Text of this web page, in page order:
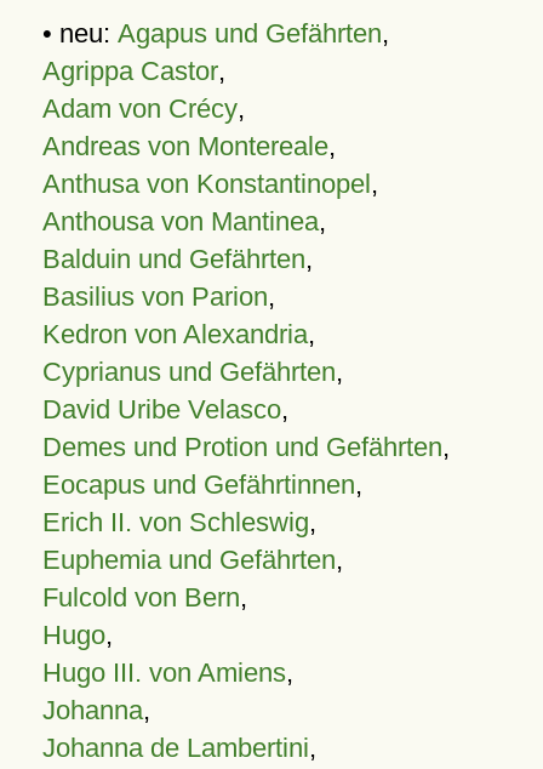
• neu: Agapus und Gefährten,
Agrippa Castor,
Adam von Crécy,
Andreas von Montereale,
Anthusa von Konstantinopel,
Anthousa von Mantinea,
Balduin und Gefährten,
Basilius von Parion,
Kedron von Alexandria,
Cyprianus und Gefährten,
David Uribe Velasco,
Demes und Protion und Gefährten,
Eocapus und Gefährtinnen,
Erich II. von Schleswig,
Euphemia und Gefährten,
Fulcold von Bern,
Hugo,
Hugo III. von Amiens,
Johanna,
Johanna de Lambertini,